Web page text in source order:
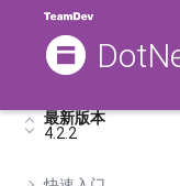
最新版本
4.2.2